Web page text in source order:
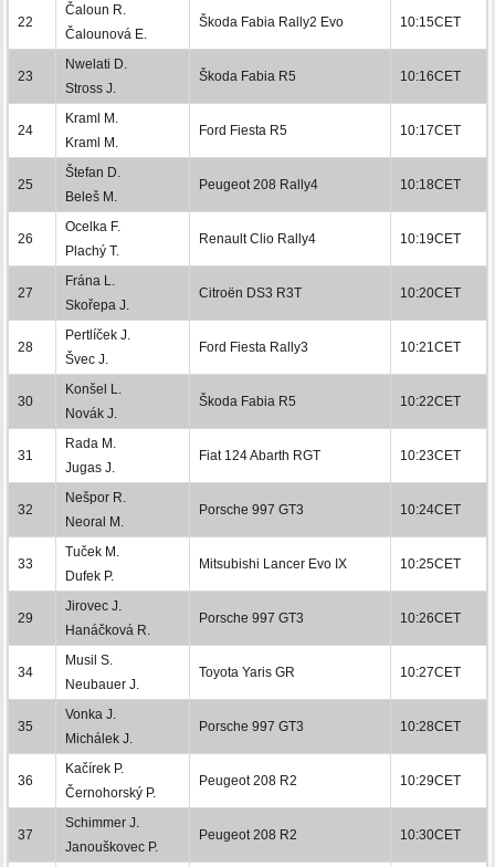
22
Čaloun R.
Čalounová E.
Škoda Fabia Rally2 Evo 10:15CET
23
Nwelati D.
Stross J.
Škoda Fabia R5 10:16CET
24
Kraml M.
Kraml M.
Ford Fiesta R5 10:17CET
25
Štefan D.
Beleš M.
Peugeot 208 Rally4 10:18CET
26
Ocelka F.
Plachý T.
Renault Clio Rally4 10:19CET
27
Frána L.
Skořepa J.
Citroën DS3 R3T 10:20CET
28
Pertlíček J.
Švec J.
Ford Fiesta Rally3 10:21CET
30
Konšel L.
Novák J.
Škoda Fabia R5 10:22CET
31
Rada M.
Jugas J.
Fiat 124 Abarth RGT 10:23CET
32
Nešpor R.
Neoral M.
Porsche 997 GT3 10:24CET
33
Tuček M.
Dufek P.
Mitsubishi Lancer Evo IX 10:25CET
29
Jirovec J.
Hanáčková R.
Porsche 997 GT3 10:26CET
34
Musil S.
Neubauer J.
Toyota Yaris GR 10:27CET
35
Vonka J.
Michálek J.
Porsche 997 GT3 10:28CET
36
Kačírek P.
Černohorský P.
Peugeot 208 R2 10:29CET
37
Schimmer J.
Janouškovec P.
Peugeot 208 R2 10:30CET